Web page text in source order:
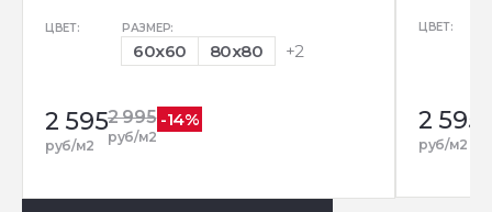
ЦВЕТ: РАЗМЕР:
60x60 80x80 +2
2 595
руб/м2
2 995
руб/м2
-14%
ЦВЕТ:
2 595
руб/м2